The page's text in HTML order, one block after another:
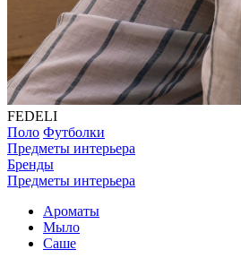
FEDELI
Поло Футболки
Предметы интерьера
Бренды
Предметы интерьера
Ароматы
Мыло
Саше